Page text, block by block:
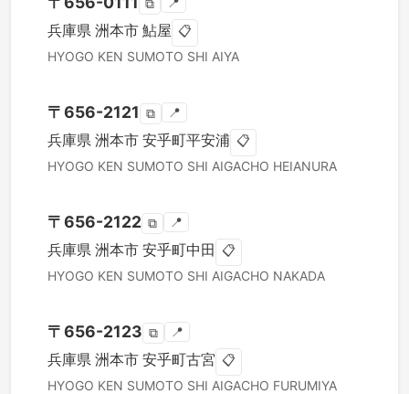
⧉
兵庫県 洲本市 鮎屋 📋
HYOGO KEN SUMOTO SHI AIYA
〒656-2121 ⧉ 📍
兵庫県 洲本市 安乎町平安浦 📋
HYOGO KEN SUMOTO SHI AIGACHO HEIANURA
〒656-2122 ⧉ 📍
兵庫県 洲本市 安乎町中田 📋
HYOGO KEN SUMOTO SHI AIGACHO NAKADA
〒656-2123 ⧉ 📍
兵庫県 洲本市 安乎町古宮 📋
HYOGO KEN SUMOTO SHI AIGACHO FURUMIYA